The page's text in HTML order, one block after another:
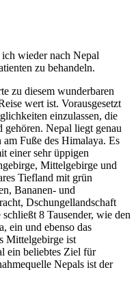
wieder nach Nepal
zu behandeln.
zu diesem wunderbaren
wert ist. Vorausgesetzt
einzulassen, die
Nepal liegt genau
Fuße des Himalaya. Es
einer sehr üppigen
Mittelgebirge und
Tiefland mit grün
Bananen- und
Dschungellandschaft
8 Tausender, wie den
ein und ebenso das
Mittelgebirge ist
ein beliebtes Ziel für
Nepals ist der